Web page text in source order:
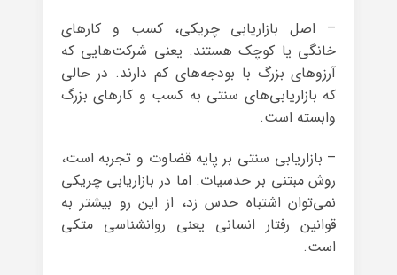
– اصل بازاریابی چریکی، کسب و کارهای
خانگی یا کوچک‌ هستند. یعنی شرکت‌هایی که
آرزوهای بزرگ با بودجه‌های کم دارند. در حالی
که بازاریابی‌های سنتی به کسب و کارهای بزرگ
وابسته است.
– بازاریابی سنتی بر پایه قضاوت و تجربه است،
روش مبتنی بر حدسیات. اما در بازاریابی چریکی
نمی‌توان اشتباه حدس زد، از این رو بیشتر به
قوانین رفتار انسانی یعنی روانشناسی متکی
است.